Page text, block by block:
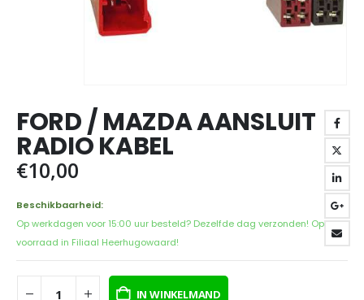
FORD / MAZDA AANSLUIT
RADIO KABEL
€10,00
Beschikbaarheid:
Op werkdagen voor 15:00 uur besteld? Dezelfde dag verzonden! Op
voorraad in Filiaal Heerhugowaard!
IN WINKELMAND